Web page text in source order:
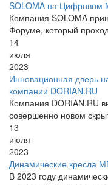
SOLOMA на
Компания SOLOMA
Форуме, который
14
июля
2023
Инновационная дверь
компании DORIAN.RU
Компания DORIAN.RU
совершенно новом
13
июля
2023
Динамические кресла
В 2023 году